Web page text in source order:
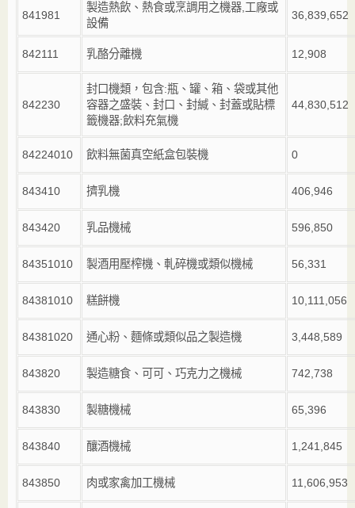
841981
製造熱飲、熱食或烹調用之機器 工廠或
設備
36,839,652
842111 乳酪分離機 12,908
842230
封口機類，包含:瓶、罐、箱、袋或其他
容器之盛裝、封口、封緘、封蓋或貼標
籤機器;飲料充氣機
44,830,512
84224010 飲料無菌真空紙盒包裝機 0
843410 擠乳機 406,946
843420 乳品機械 596,850
84351010 製酒用壓榨機、軋碎機或類似機械 56,331
84381010 糕餅機 10,111,056
84381020 通心粉、麵條或類似品之製造機 3,448,589
843820 製造糖食、可可、巧克力之機械 742,738
843830 製糖機械 65,396
843840 釀酒機械 1,241,845
843850 肉或家禽加工機械 11,606,953